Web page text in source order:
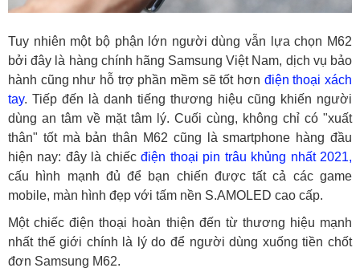
Tuy nhiên một bộ phận lớn người dùng vẫn lựa chọn M62
bởi đây là hàng chính hãng Samsung Việt Nam, dịch vụ bảo
hành cũng như hỗ trợ phần mềm sẽ tốt hơn điện thoại xách
tay. Tiếp đến là danh tiếng thương hiệu cũng khiến người
dùng an tâm về mặt tâm lý. Cuối cùng, không chỉ có "xuất
thân" tốt mà bản thân M62 cũng là smartphone hàng đầu
hiện nay: đây là chiếcđiện thoại pin trâu khủng nhất 2021,
cấu hình mạnh đủ để bạn chiến được tất cả các game
mobile, màn hình đẹp với tấm nền S.AMOLED cao cấp.
Một chiếc điện thoại hoàn thiện đến từ thương hiệu mạnh
nhất thế giới chính là lý do để người dùng xuống tiền chốt
đơn Samsung M62.